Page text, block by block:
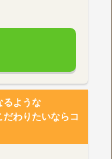
るような
わりたいならコ